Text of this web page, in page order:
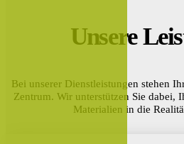
Unsere
Bei unserer Dienstleistungen stehen
Zentrum. Wir unterstützen Sie dabei,
Materialien in die